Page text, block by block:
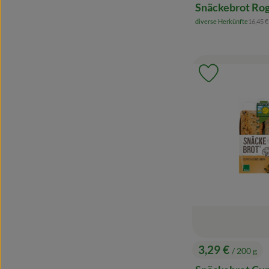
Snäckebrot
, Herkunft:
diverse Herkünfte,16,45 €
, Preis:
3,29 € / 200 g
Produkt